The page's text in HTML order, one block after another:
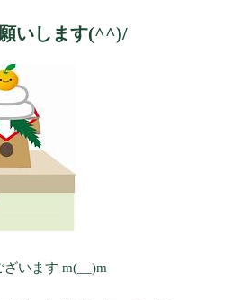
いします(^^)/
います m(__)m